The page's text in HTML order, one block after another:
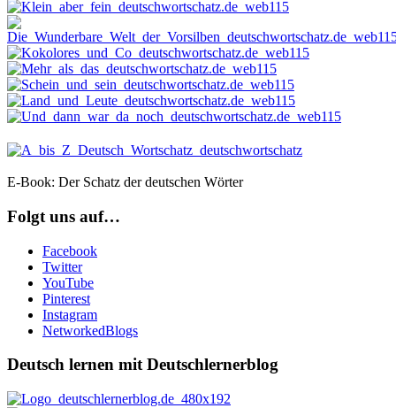
E-Book: Der Schatz der deutschen Wörter
Folgt uns auf…
Facebook
Twitter
YouTube
Pinterest
Instagram
NetworkedBlogs
Deutsch lernen mit Deutschlernerblog